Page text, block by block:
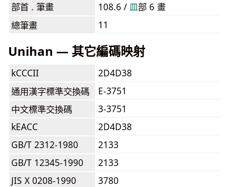
部首 . 筆畫
108.6 /⽫部 6 畫
總筆畫
11
Unihan — 其它編碼映射
kCCCII
2D4D38
通用漢字標準交換碼
E-3751
中文標準交換碼
3-3751
kEACC
2D4D38
GB/T 2312-1980
2133
GB/T 12345-1990
2133
JIS X 0208-1990
3780